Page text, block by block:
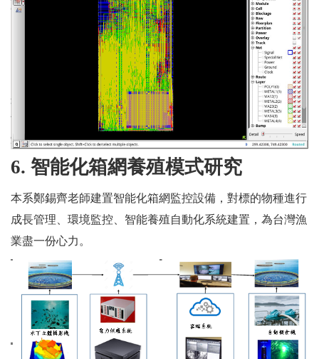
6. 智能化箱網養殖模式研究
本系鄭錫齊老師建置智能化箱網監控設備，對標的物種進行
成長管理、環境監控、智能養殖自動化系統建置，為台灣漁
業盡一份心力。